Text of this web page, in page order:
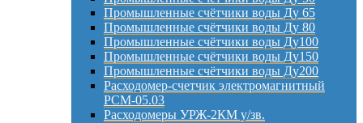
Промышленные счётчики воды Ду 65
Промышленные счётчики воды Ду 80
Промышленные счётчики воды Ду100
Промышленные счётчики воды Ду150
Промышленные счётчики воды Ду200
Расходомер-счетчик электромагнитный
РСМ-05.03
Расходомеры УРЖ-2КМ у/зв.